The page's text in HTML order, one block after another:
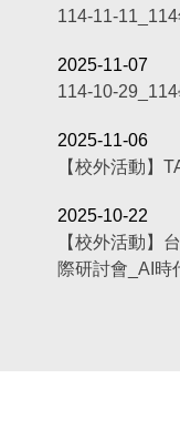
114-11-
2025-11-07
114-10-
2025-11-06
【校外活動】
2025-10-22
【校外活動】
際研討會_AI時